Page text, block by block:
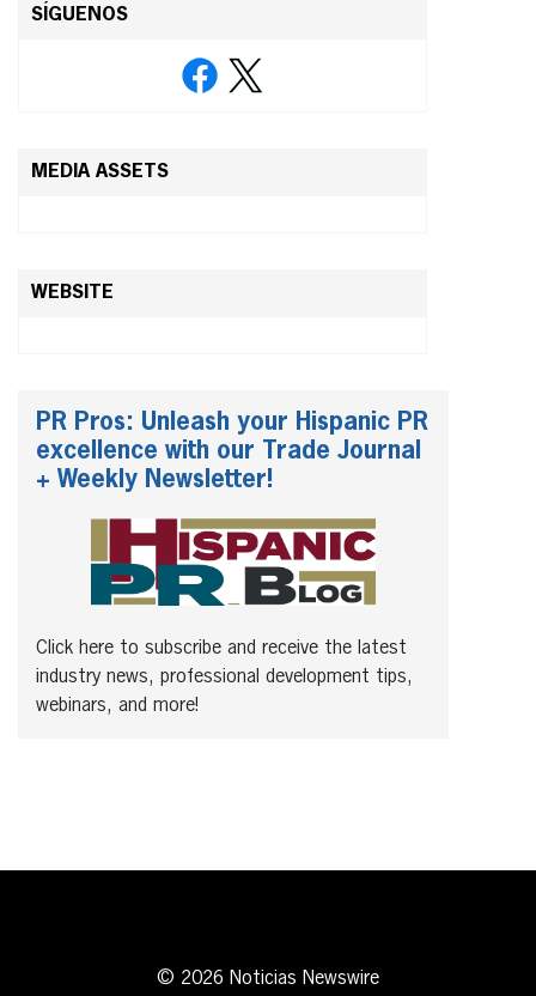
SÍGUENOS
MEDIA ASSETS
WEBSITE
PR Pros: Unleash your Hispanic PR
excellence with our Trade Journal
+ Weekly Newsletter!
Click here to subscribe and receive the latest
industry news, professional development tips,
webinars, and more!
© 2026 Noticias Newswire